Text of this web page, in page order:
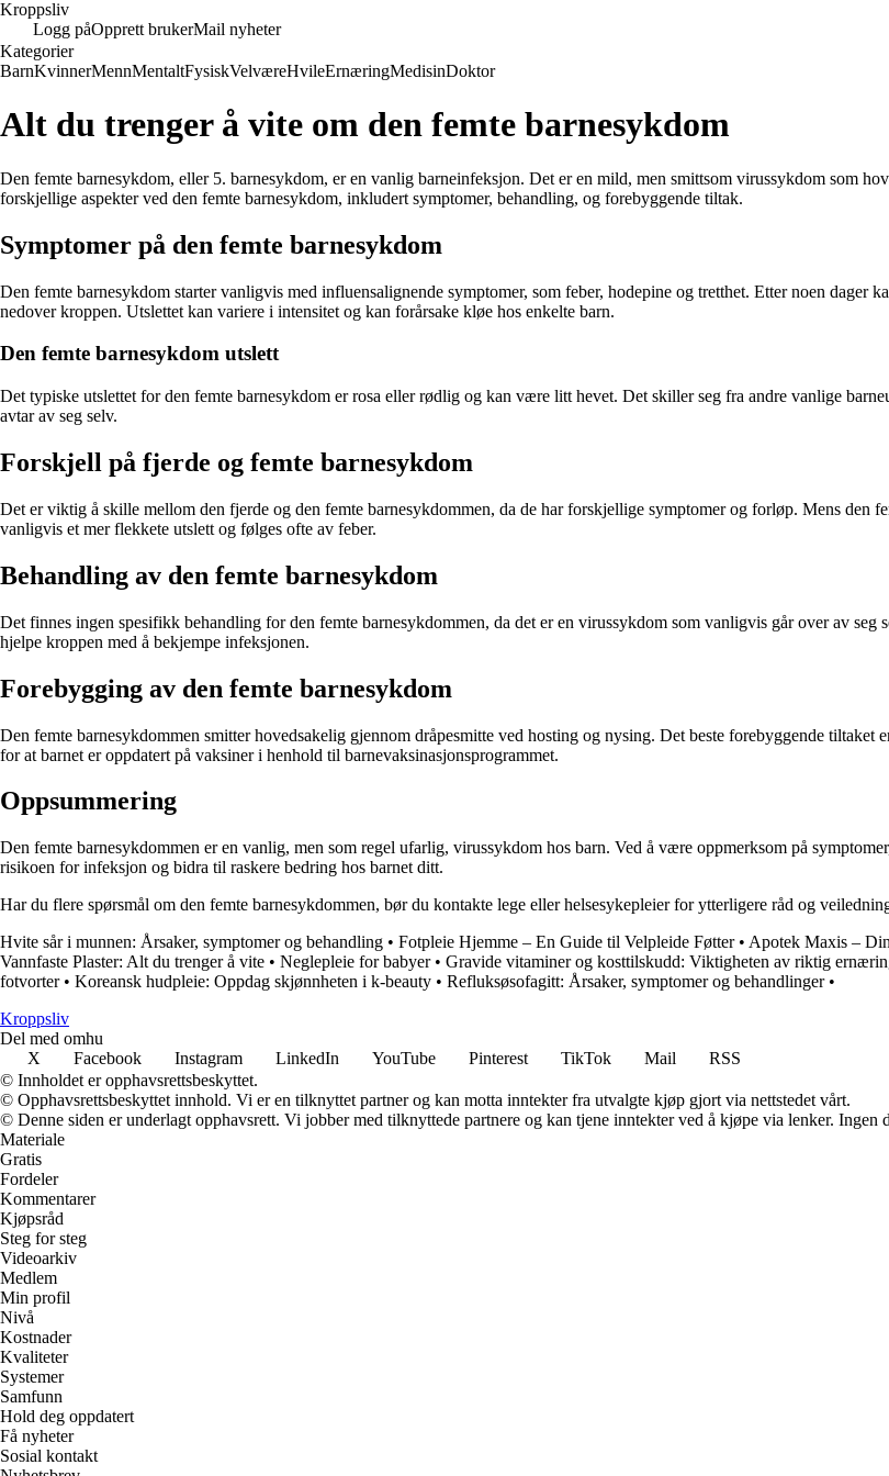
Kroppsliv
Logg påOpprett brukerMail nyheter
Kategorier
BarnKvinnerMennMentaltFysiskVelværeHvileErnæringMedisinDoktor
Alt du trenger å vite om den femte barnesykdom
Den femte barnesykdom, eller 5. barnesykdom, er en vanlig barneinfeksjon. Det er en mild, men smittsom virussykdom som
forskjellige aspekter ved den femte barnesykdom, inkludert symptomer, behandling, og forebyggende tiltak.
Symptomer på den femte barnesykdom
Den femte barnesykdom starter vanligvis med influensalignende symptomer, som feber, hodepine og tretthet. Etter noen dager
nedover kroppen. Utslettet kan variere i intensitet og kan forårsake kløe hos enkelte barn.
Den femte barnesykdom utslett
Det typiske utslettet for den femte barnesykdom er rosa eller rødlig og kan være litt hevet. Det skiller seg fra andre vanlige
avtar av seg selv.
Forskjell på fjerde og femte barnesykdom
Det er viktig å skille mellom den fjerde og den femte barnesykdommen, da de har forskjellige symptomer og forløp. Mens den
vanligvis et mer flekkete utslett og følges ofte av feber.
Behandling av den femte barnesykdom
Det finnes ingen spesifikk behandling for den femte barnesykdommen, da det er en virussykdom som vanligvis går over av
hjelpe kroppen med å bekjempe infeksjonen.
Forebygging av den femte barnesykdom
Den femte barnesykdommen smitter hovedsakelig gjennom dråpesmitte ved hosting og nysing. Det beste forebyggende
for at barnet er oppdatert på vaksiner i henhold til barnevaksinasjonsprogrammet.
Oppsummering
Den femte barnesykdommen er en vanlig, men som regel ufarlig, virussykdom hos barn. Ved å være oppmerksom på
risikoen for infeksjon og bidra til raskere bedring hos barnet ditt.
Har du flere spørsmål om den femte barnesykdommen, bør du kontakte lege eller helsesykepleier for ytterligere råd og
Hvite sår i munnen: Årsaker, symptomer og behandling • Fotpleie Hjemme – En Guide til Velpleide Føtter• Apotek Maxis –
Vannfaste Plaster: Alt du trenger å vite • Neglepleie for babyer• Gravide vitaminer og kosttilskudd: Viktigheten av riktig
fotvorter• Koreansk hudpleie: Oppdag skjønnheten i k-beauty • Refluksøsofagitt: Årsaker, symptomer og behandlinger•
Kroppsliv
Del med omhu
X
Facebook Instagram LinkedIn YouTube Pinterest TikTok Mail
RSS
© Innholdet er opphavsrettsbeskyttet.
© Opphavsrettsbeskyttet innhold. Vi er en tilknyttet partner og kan motta inntekter fra utvalgte kjøp gjort via nettstedet vårt.
© Denne siden er underlagt opphavsrett. Vi jobber med tilknyttede partnere og kan tjene inntekter ved å kjøpe via lenker. Ingen
Materiale
Gratis
Fordeler
Kommentarer
Kjøpsråd
Steg for steg
Videoarkiv
Medlem
Min profil
Nivå
Kostnader
Kvaliteter
Systemer
Samfunn
Hold deg oppdatert
Få nyheter
Sosial kontakt